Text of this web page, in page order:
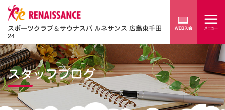
スポーツクラブ＆サウナスパ ルネサンス 広島東千田
24
スタッフブログ